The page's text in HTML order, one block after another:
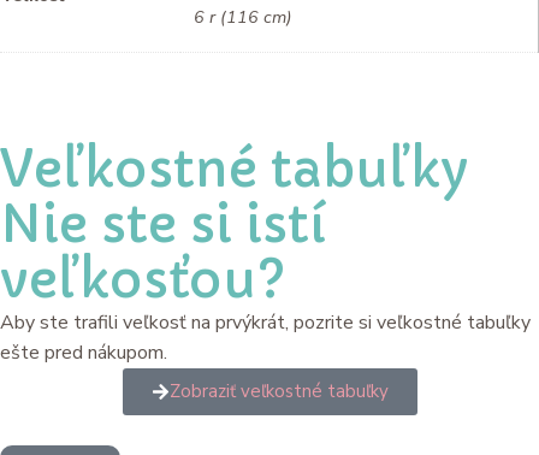
6 r (116 cm)
Veľkostné tabuľky
Nie ste si istí
veľkosťou?
Aby ste trafili veľkosť na prvýkrát, pozrite si veľkostné tabuľky
ešte pred nákupom.
Zobraziť veľkostné tabuľky